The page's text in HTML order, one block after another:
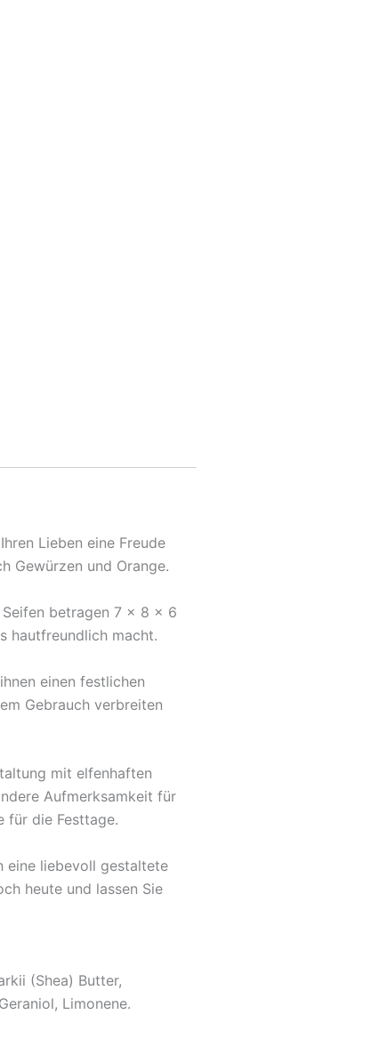
Lieben eine Freude
Gewürzen und Orange.
betragen 7 x 8 x 6
hautfreundlich macht.
einen festlichen
Gebrauch verbreiten
mit elfenhaften
Aufmerksamkeit für
für die Festtage.
eine liebevoll gestaltete
heute und lassen Sie
(Shea) Butter,
Limonene.